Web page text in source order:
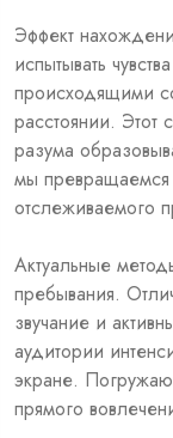
Эффект
испытывать
происходящими
расстоянии. Этот
разума
мы
отслеживаемого
Актуальные
пребывания.
звучание и
аудитории
экране.
прямого